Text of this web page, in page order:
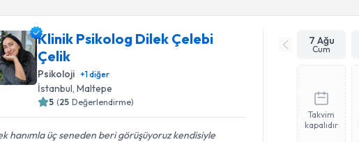
Klinik Psikolog Dilek Çelebi
Çelik
Psikoloji +1diğer
İstanbul, Maltepe
5 (25 Değerlendirme)
hanımla üç seneden beri görüşüyoruz kendisiyle
7 Ağu
Cum
Takvim
kapalıdır